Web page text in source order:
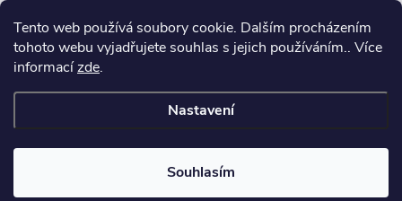
Tento web používá soubory cookie. Dalším procházením
tohoto webu vyjadřujete souhlas s jejich používáním.. Více
informacízde.
Nastavení
Souhlasím
Copyright 2026Můj e-shop. Všechna práva vyhrazena.